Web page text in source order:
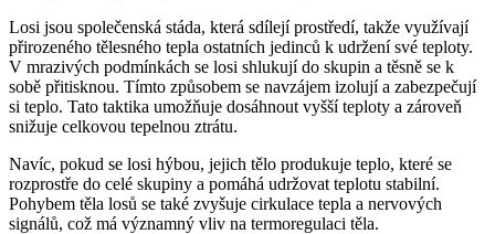
Losi jsou společenská stáda, která sdílejí prostředí, takže využívají
přirozeného tělesného tepla ostatních jedinců k udržení své teploty.
V mrazivých podmínkách se losi shlukují do skupin a těsně se k
sobě přitisknou. Tímto způsobem se navzájem izolují a zabezpečují
si teplo. Tato taktika umožňuje dosáhnout vyšší teploty a zároveň
snižuje celkovou tepelnou ztrátu.
Navíc, pokud se losi hýbou, jejich tělo produkuje teplo, které se
rozprostře do celé skupiny a pomáhá udržovat teplotu stabilní.
Pohybem těla losů se také zvyšuje cirkulace tepla a nervových
signálů, což má významný vliv na termoregulaci těla.